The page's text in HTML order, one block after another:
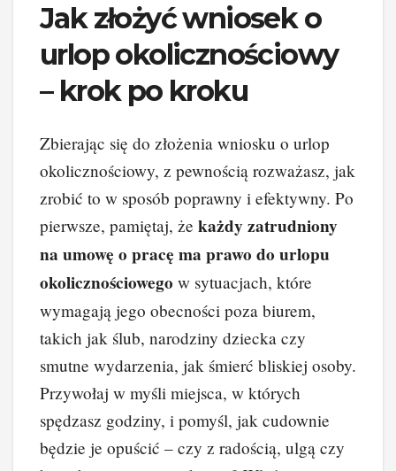
Jak złożyć wniosek o
urlop okolicznościowy
– krok po kroku
Zbierając się do złożenia wniosku o urlop
okolicznościowy, z pewnością rozważasz, jak
zrobić to w sposób poprawny i efektywny. Po
pierwsze, pamiętaj, że każdy zatrudniony
na umowę o pracę ma prawo do urlopu
okolicznościowego w sytuacjach, które
wymagają jego obecności poza biurem,
takich jak ślub, narodziny dziecka czy
smutne wydarzenia, jak śmierć bliskiej osoby.
Przywołaj w myśli miejsca, w których
spędzasz godziny, i pomyśl, jak cudownie
będzie je opuścić – czy z radością, ulgą czy